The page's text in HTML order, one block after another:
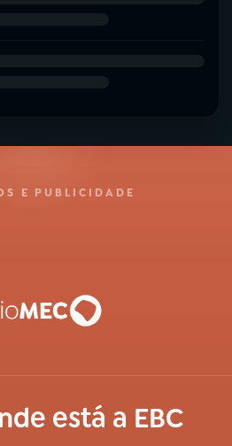
E PUBLICIDADE
está a EBC